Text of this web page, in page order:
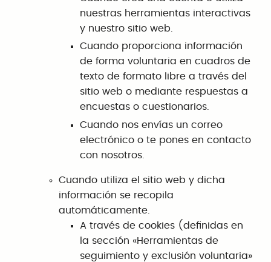
nuestras herramientas interactivas
y nuestro sitio web.
Cuando proporciona información
de forma voluntaria en cuadros de
texto de formato libre a través del
sitio web o mediante respuestas a
encuestas o cuestionarios.
Cuando nos envías un correo
electrónico o te pones en contacto
con nosotros.
Cuando utiliza el sitio web y dicha
información se recopila
automáticamente.
A través de cookies (definidas en
la sección «Herramientas de
seguimiento y exclusión voluntaria»